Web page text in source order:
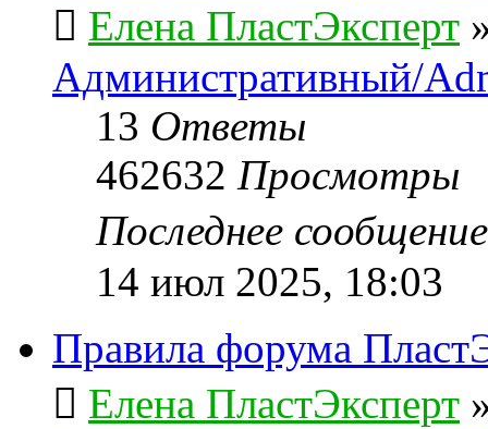
Елена ПластЭксперт
Административный/
13 Ответы
462632 Просмотры
Последнее
14 июл 2025, 18:03
Правила форума
Елена ПластЭксперт